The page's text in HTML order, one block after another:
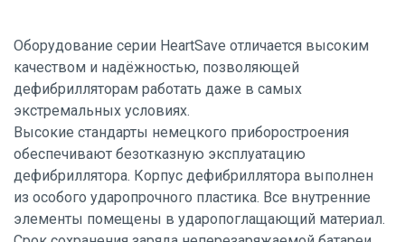
Оборудование серии HeartSave отличается высоким
качеством и надёжностью, позволяющей
дефибрилляторам работать даже в самых
экстремальных условиях.
Высокие стандарты немецкого приборостроения
обеспечивают безотказную эксплуатацию
дефибриллятора. Корпус дефибриллятора выполнен
из особого ударопрочного пластика. Все внутренние
элементы помещены в ударопоглащающий материал.